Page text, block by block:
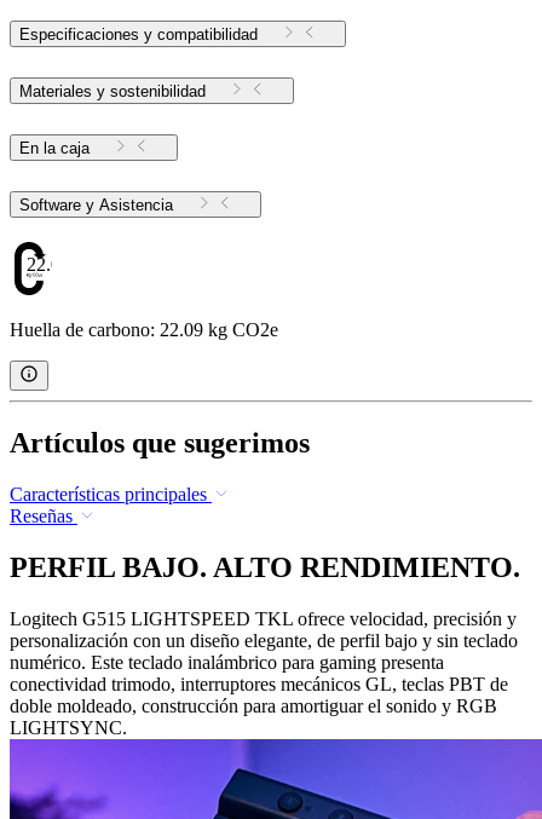
Especificaciones y compatibilidad
Materiales y sostenibilidad
En la caja
Software y Asistencia
22.09
Huella de carbono: 22.09 kg CO2e
Artículos que sugerimos
Características principales
Reseñas
PERFIL BAJO. ALTO RENDIMIENTO.
Logitech G515 LIGHTSPEED TKL ofrece velocidad, precisión y
personalización con un diseño elegante, de perfil bajo y sin teclado
numérico. Este teclado inalámbrico para gaming presenta
conectividad trimodo, interruptores mecánicos GL, teclas PBT de
doble moldeado, construcción para amortiguar el sonido y RGB
LIGHTSYNC.